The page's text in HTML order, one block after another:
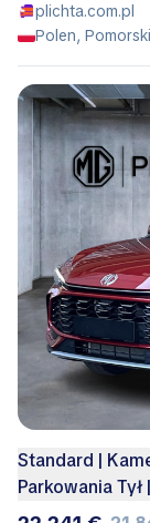
plichta.com.pl
Polen,
Standard |
Parkowania